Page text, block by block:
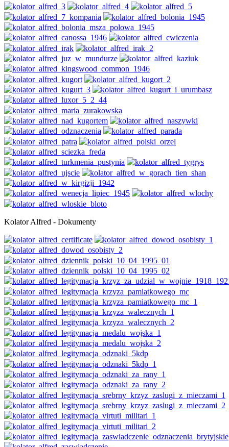
Kolator Alfred - Dokumenty